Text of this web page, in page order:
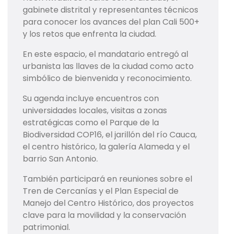
gabinete distrital y representantes técnicos
para conocer los avances del plan Cali 500+
y los retos que enfrenta la ciudad.
En este espacio, el mandatario entregó al
urbanista las llaves de la ciudad como acto
simbólico de bienvenida y reconocimiento.
Su agenda incluye encuentros con
universidades locales, visitas a zonas
estratégicas como el Parque de la
Biodiversidad COP16, el jarillón del río Cauca,
el centro histórico, la galería Alameda y el
barrio San Antonio.
También participará en reuniones sobre el
Tren de Cercanías y el Plan Especial de
Manejo del Centro Histórico, dos proyectos
clave para la movilidad y la conservación
patrimonial.